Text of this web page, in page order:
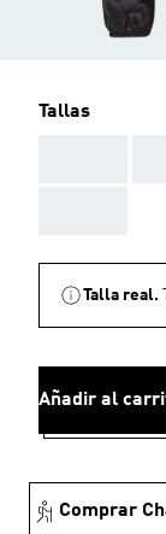
Tallas
Talla real.
Añadir al
Comprar